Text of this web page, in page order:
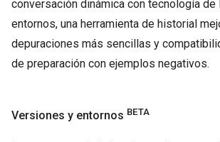
conversación dinámica con tecnología
entornos, una herramienta de historial
depuraciones más sencillas y
de preparación con ejemplos negativos.
Versiones y entornos BETA